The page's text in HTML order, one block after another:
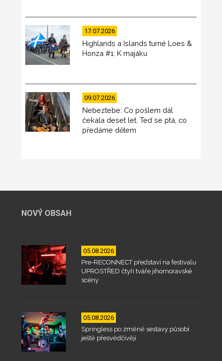
17.07.2026
Highlands a Islands turné Loes &
Honza #1: K majáku
09.07.2026
Nebeztebe: Co pošlem dál
čekala deset let. Teď se ptá, co
předáme dětem
NOVÝ OBSAH
05.08.2026
Pre-RECONNECT představí na festivalu
UPROSTŘED čtyři tváře jihomoravské
scény
05.08.2026
Springless po změně sestavy působí
ještě přesvědčivěji